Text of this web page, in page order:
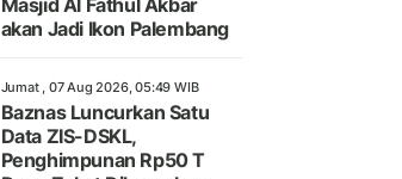
Masjid Al Fathul Akbar
akan Jadi Ikon Palembang
Jumat , 07 Aug 2026, 05:49 WIB
Baznas Luncurkan Satu
Data ZIS-DSKL,
Penghimpunan Rp50 T